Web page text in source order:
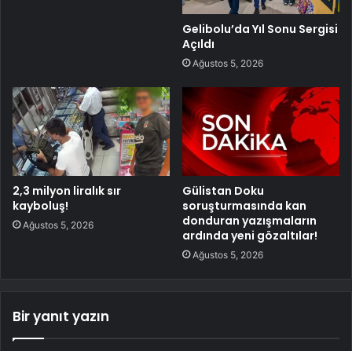
Gelibolu’da Yıl Sonu Sergisi
Açıldı
Ağustos 5, 2026
2,3 milyon liralık sır
kayboluş!
Ağustos 5, 2026
Gülistan Doku
soruşturmasında kan
donduran yazışmaların
ardında yeni gözaltılar!
Ağustos 5, 2026
Bir yanıt yazın